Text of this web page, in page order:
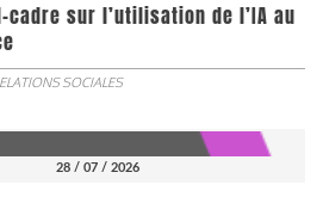
sur l’utilisation de l’IA au
SOCIALES
28 / 07 / 2026